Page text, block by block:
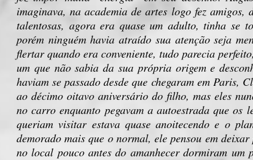
imaginava, na academia de artes logo fez amigos,
talentosas, agora era quase um adulto, tinha se
porém ninguém havia atraído sua atenção seja
flertar quando era conveniente, tudo parecia
um que não sabia da sua própria origem e
haviam se passado desde que chegaram em Paris,
ao décimo oitavo aniversário do filho, mas eles
no carro enquanto pegavam a autoestrada que
queriam visitar estava quase anoitecendo e o
demorado mais que o normal, ele pensou em
no local pouco antes do amanhecer dormiram